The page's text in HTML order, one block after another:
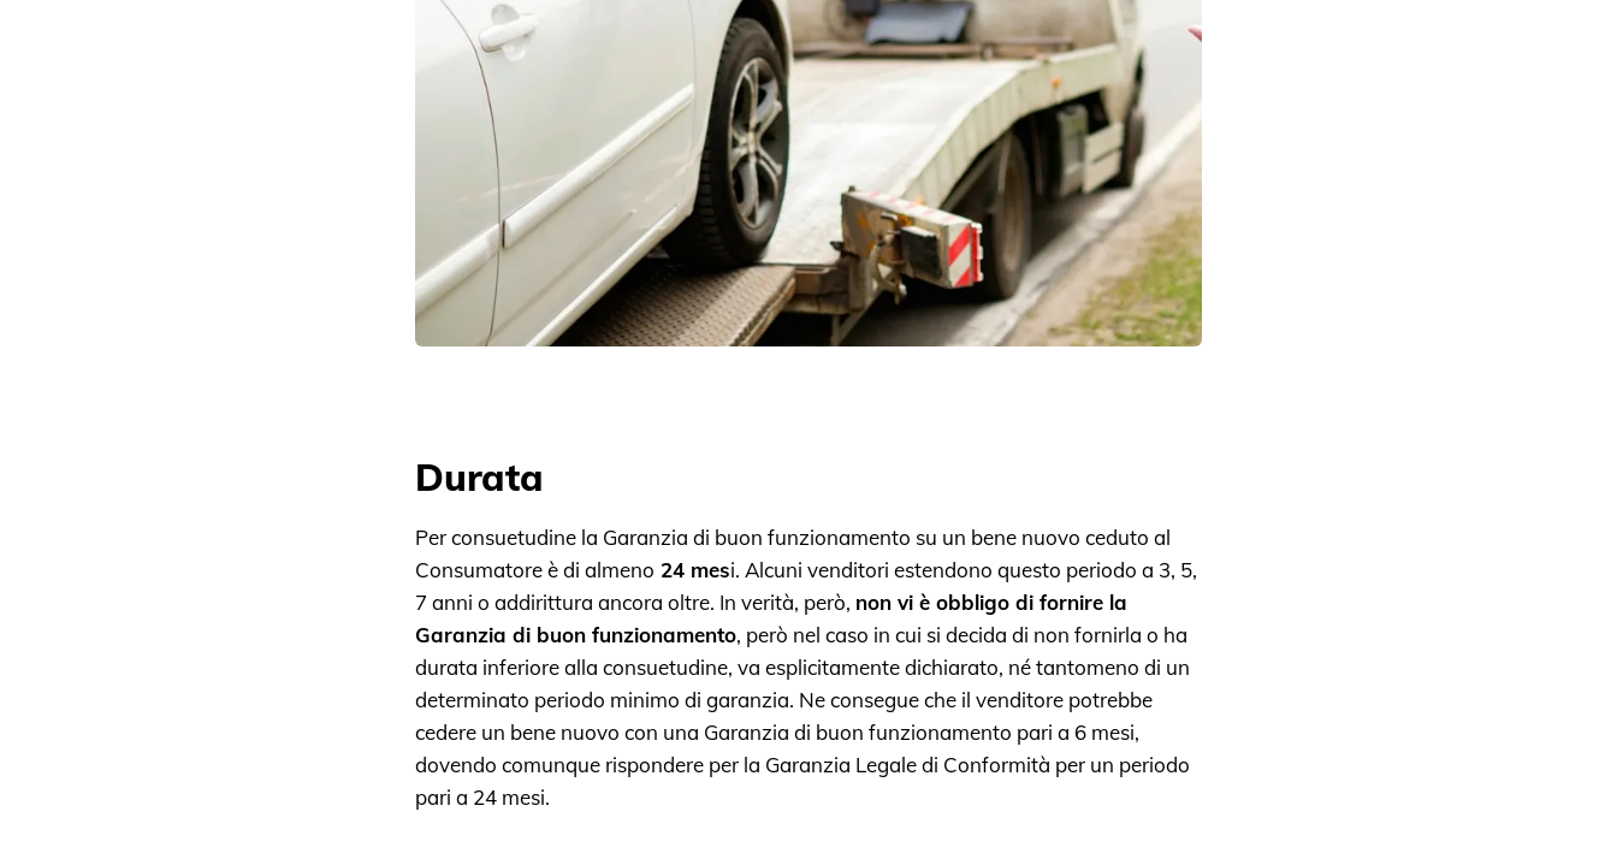
Durata
Per consuetudine la Garanzia di buon funzionamento su un bene nuovo ceduto al
Consumatore è di almeno 24 mesi. Alcuni venditori estendono questo periodo a 3, 5,
7 anni o addirittura ancora oltre. In verità, però, non vi è obbligo di fornire la
Garanzia di buon funzionamento, però nel caso in cui si decida di non fornirla o ha
durata inferiore alla consuetudine, va esplicitamente dichiarato, né tantomeno di un
determinato periodo minimo di garanzia. Ne consegue che il venditore potrebbe
cedere un bene nuovo con una Garanzia di buon funzionamento pari a 6 mesi,
dovendo comunque rispondere per la Garanzia Legale di Conformità per un periodo
pari a 24 mesi.